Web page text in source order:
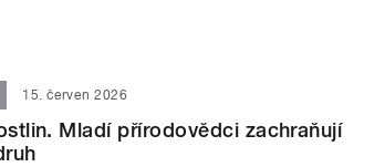
15. červen 2026
Mladí přírodovědci zachraňují